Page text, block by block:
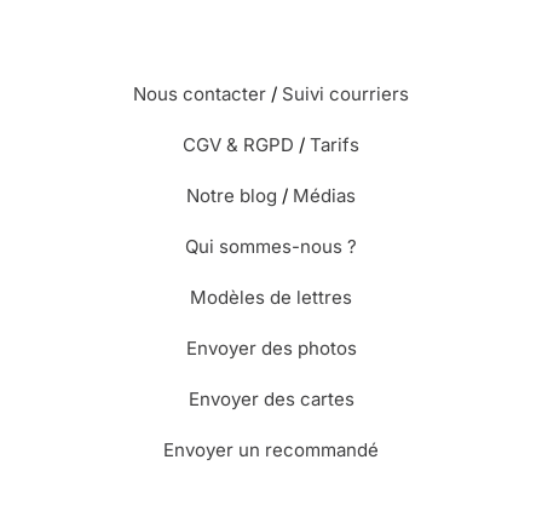
Nous contacter / Suivi courriers
CGV & RGPD / Tarifs
Notre blog / Médias
Qui sommes-nous ?
Modèles de lettres
Envoyer des photos
Envoyer des cartes
Envoyer un recommandé